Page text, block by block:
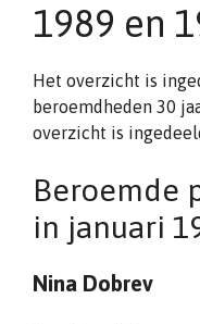
1989 en
Het overzicht is
beroemdheden 30
overzicht is
Beroemde
in januari
Nina Dobrev